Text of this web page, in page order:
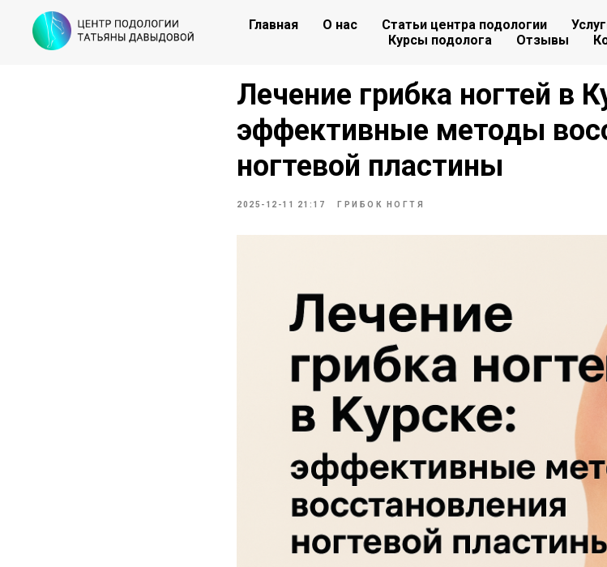
Главная О нас Статьи центра подологии
Курсы подолога
Отзывы
Лечение грибка ногтей в
эффективные методы
ногтевой пластины
2025-12-11 21:17 ГРИБОК НОГТЯ